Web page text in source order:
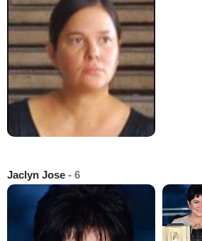
Jaclyn Jose - 6